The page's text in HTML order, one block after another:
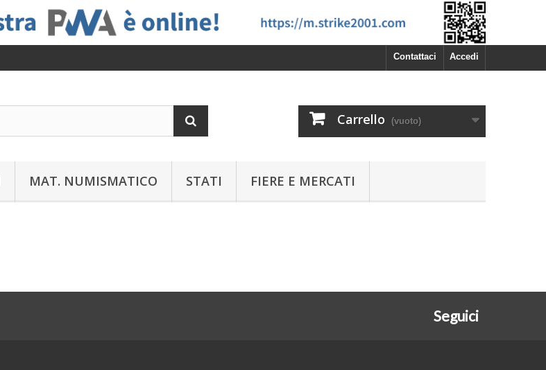
Accedi
Contattaci
Carrello (vuoto)
MAT. NUMISMATICO STATI FIERE E MERCATI
Seguici